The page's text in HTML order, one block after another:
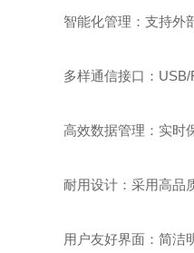
智能化管理：支持外
多样通信接口：USB/
高效数据管理：实时
耐用设计：采用高品
用户友好界面：简洁